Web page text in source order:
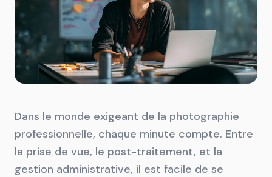
Dans le monde exigeant de la photographie
professionnelle, chaque minute compte. Entre
la prise de vue, le post-traitement, et la
gestion administrative, il est facile de se